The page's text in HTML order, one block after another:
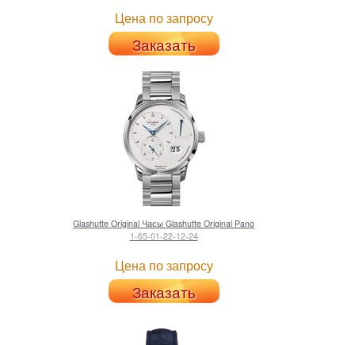
Цена по запросу
Заказать
Glashutte Original Часы Glashutte Original Pano
1-65-01-22-12-24
Цена по запросу
Заказать